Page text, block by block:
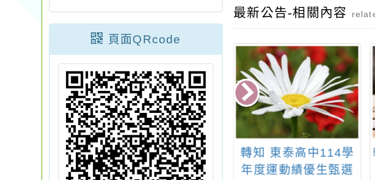
頁面QRcode
最新公告-相關內容
「桃園市民合
冬季公演
轉知桃園市政府觀光
旅遊局辦理「2025神
轉知 東泰高中114學
年度運動績優生甄選